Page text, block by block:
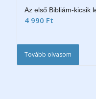
Az első Bibliám-kicsik
4 990 Ft
Tovább olvasom